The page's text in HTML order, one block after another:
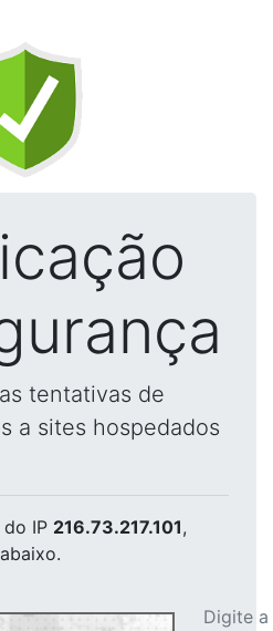
tentativas de
a sites hospedados
do IP 216.73.217.101,
Digite